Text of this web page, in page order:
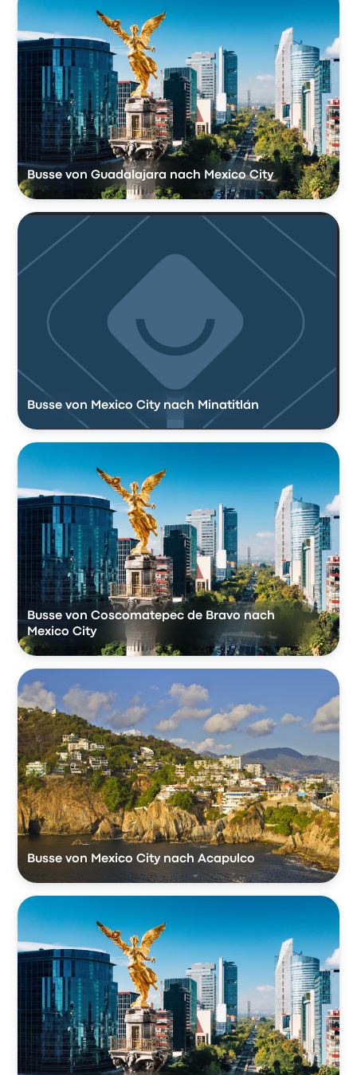
Busse von Guadalajara nach Mexico City
Busse von Mexico City nach Minatitlán
Busse von Coscomatepec de Bravo nach
Mexico City
Busse von Mexico City nach Acapulco